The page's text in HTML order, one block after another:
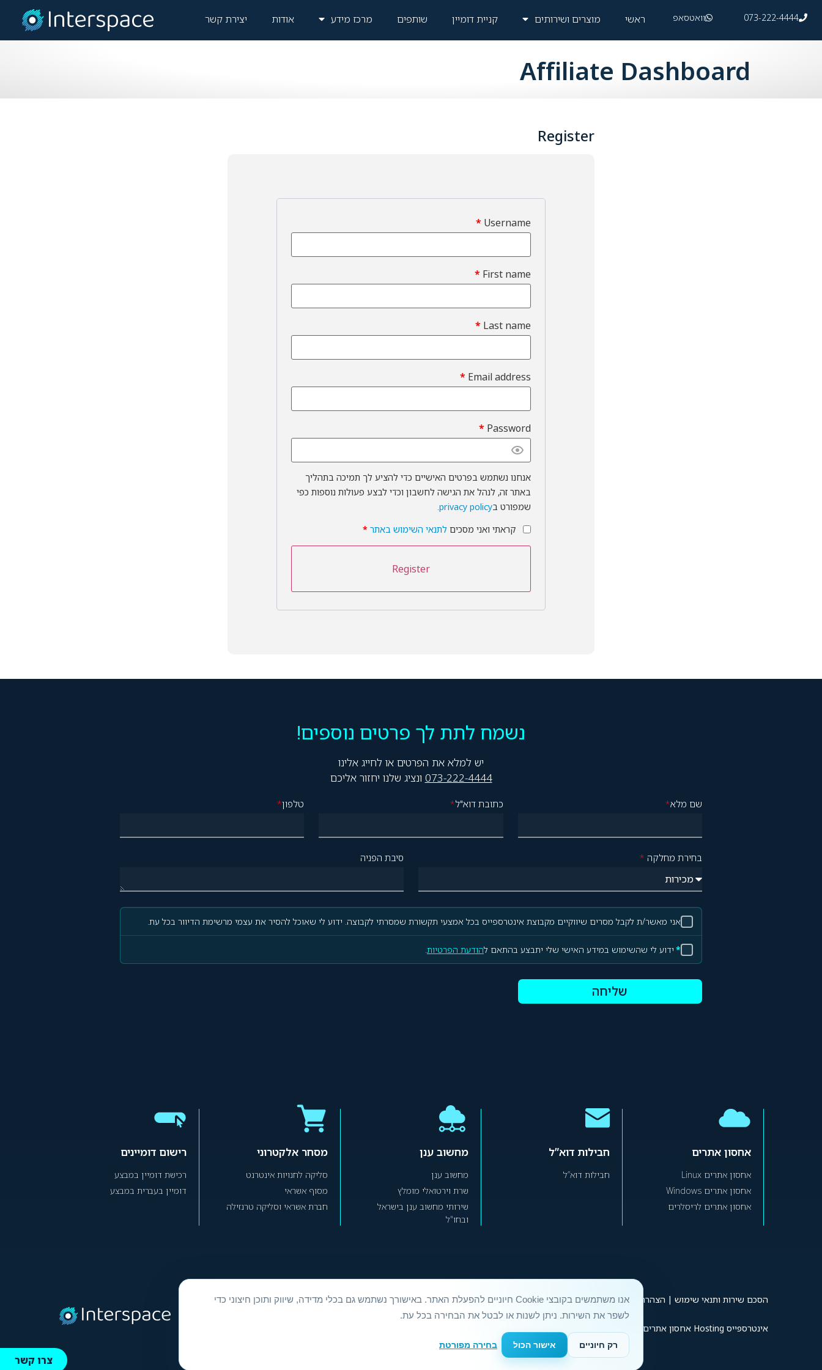
073-222-4444 וואטסאפ ראשי מוצרים ושירותים קניית דומיין שותפים מרכז מידע אודות יצירת קשר
Affiliate Dashboard
Register
Username
*
First name
*
Last name
*
Email address
*
Password
*
אנחנו נשתמש בפרטים האישיים כדי להציע לך תמיכה בתהליך
באתר זה, לנהל את הגישה לחשבון וכדי לבצע פעולות נוספות כפי
שמפורט בprivacy policy
קראתי ואני מסכים לתנאי השימוש באתר *
נשמח לתת לך פרטים נוספים!
יש למלא את הפרטים או לחייג אלינו
073-222-4444 ונציג שלנו יחזור אליכם
שם מלא* כתובת דוא"ל* טלפון*
בחירת מחלקה * סיבת הפניה
אני מאשר/ת לקבל מסרים שיווקיים מקבוצת אינטרספייס בכל אמצעי תקשורת שמסרתי לקבוצה. ידוע לי שאוכל להסיר את עצמי מרשימת הדיוור בכל עת.
* ידוע לי שהשימוש במידע האישי שלי יתבצע בהתאם להודעת הפרטיות.
שליחה
אחסון אתרים
אחסון אתרים Linux
אחסון אתרים Windows
אחסון אתרים לריסלרים
חבילות דוא”ל
חבילות דוא”ל
מחשוב ענן
מחשוב ענן
שרת וירטואלי מומלץ
שירותי מחשוב ענן בישראל
ובחו"ל
מסחר אלקטרוני
סליקה לחנויות אינטרנט
מסוף אשראי
חברת אשראי וסליקה טרנזילה
רישום דומיינים
רכישת דומיין במבצע
דומיין בעברית במבצע
הסכם שירות ותנאי שימוש | הצהרת נגישות|מדיניות פרטיות
אינטרספייס Hosting אחסון אתרים © 1996 –
צרו קשר
אנו משתמשים בקובצי Cookie חיוניים להפעלת האתר. באישורך נשתמש גם בכלי מדידה, שיווק ותוכן חיצוני כדי
לשפר את השירות. ניתן לשנות או לבטל את הבחירה בכל עת.
בחירה מפורטת רק חיוניים אישור הכול